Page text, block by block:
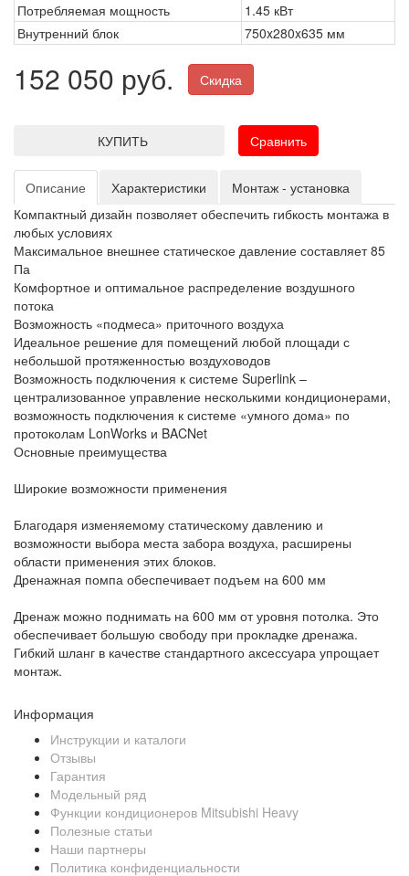
Потребляемая мощность
1.45 кВт
Внутренний блок
750x280x635 мм
152 050 руб. Скидка
КУПИТЬ Сравнить
Описание Характеристики
Монтаж - установка
Компактный дизайн позволяет обеспечить гибкость монтажа в
любых условиях
Максимальное внешнее статическое давление составляет 85
Па
Комфортное и оптимальное распределение воздушного
потока
Возможность «подмеса» приточного воздуха
Идеальное решение для помещений любой площади с
небольшой протяженностью воздуховодов
Возможность подключения к системе Superlink –
централизованное управление несколькими кондиционерами,
возможность подключения к системе «умного дома» по
протоколам LonWorks и BACNet
Основные преимущества
Широкие возможности применения
Благодаря изменяемому статическому давлению и
возможности выбора места забора воздуха, расширены
области применения этих блоков.
Дренажная помпа обеспечивает подъем на 600 мм
Дренаж можно поднимать на 600 мм от уровня потолка. Это
обеспечивает большую свободу при прокладке дренажа.
Гибкий шланг в качестве стандартного аксессуара упрощает
монтаж.
Информация
Инструкции и каталоги
Отзывы
Гарантия
Модельный ряд
Функции кондиционеров Mitsubishi Heavy
Полезные статьи
Наши партнеры
Политика конфиденциальности